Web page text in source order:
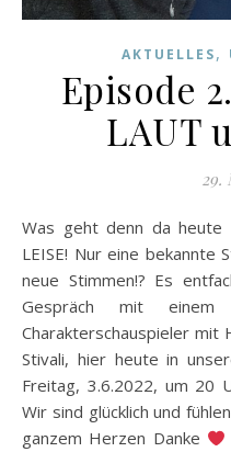
AKTUELLES,
Episode
LAUT
29.
Was geht denn da heute ab? Es wird LAUT und auch
LEISE! Nur eine bekannte
neue Stimmen!? Es
Gespräch mit einem
Charakterschauspieler mit
Stivali, hier heute in
Freitag, 3.6.2022, um 20
Wir sind glücklich und
ganzem Herzen Danke